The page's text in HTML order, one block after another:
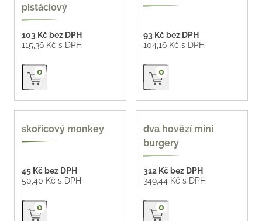
pistáciový
103 Kč bez DPH
115,36 Kč s DPH
Přidat do košíku
0
93 Kč bez DPH
104,16 Kč s DPH
Přidat do košíku
0
skořicový monkey
45 Kč bez DPH
50,40 Kč s DPH
Přidat do košíku
0
dva hovězí mini
burgery
312 Kč bez DPH
349,44 Kč s DPH
Přidat do košíku
0